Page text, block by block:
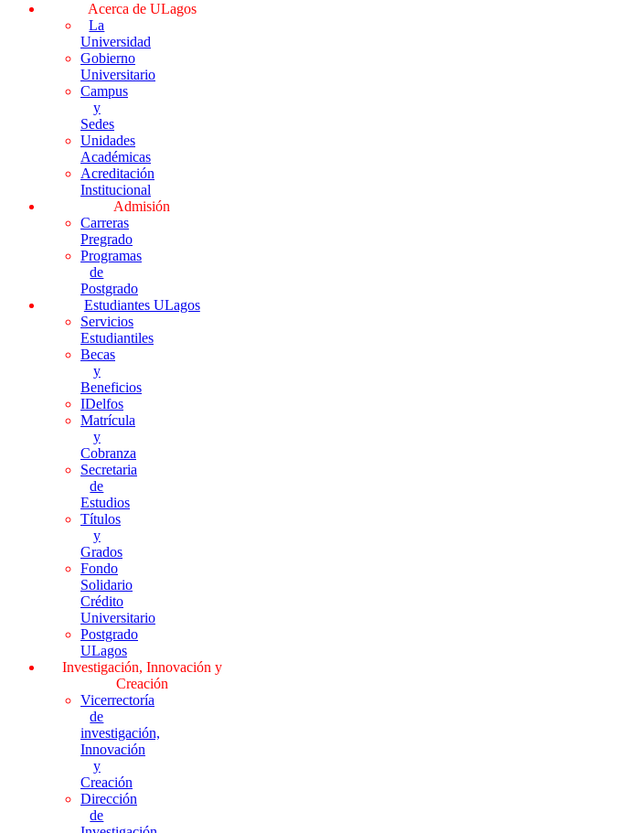
Acerca de ULagos
La
Universidad
Gobierno
Universitario
Campus
y
Sedes
Unidades
Académicas
Acreditación
Institucional
Admisión
Carreras
Pregrado
Programas
de
Postgrado
Estudiantes ULagos
Servicios
Estudiantiles
Becas
y
Beneficios
IDelfos
Matrícula
y
Cobranza
Secretaria
de
Estudios
Títulos
y
Grados
Fondo
Solidario
Crédito
Universitario
Postgrado
ULagos
Investigación, Innovación y
Creación
Vicerrectoría
de
investigación,
Innovación
y
Creación
Dirección
de